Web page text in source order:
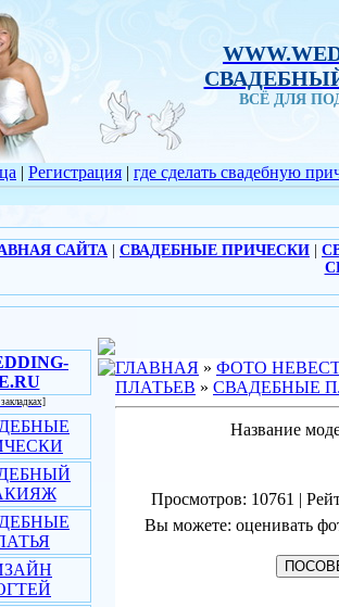
ВСЁ ДЛЯ
| Регистрация | где сделать свадебную
САЙТА СВАДЕБНЫЕ ПРИЧЕСКИ
ГЛАВНАЯ » ФОТО
ПЛАТЬЕВ » СВАДЕБНЫЕ
Название
Просмотров: 10761 |
Вы можете: оценивать